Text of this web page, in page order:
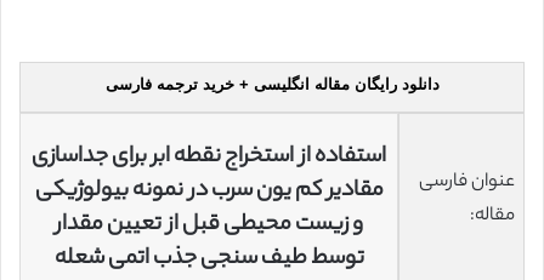
دانلود رایگان مقاله انگلیسی + خرید ترجمه فارسی
عنوان فارسی
مقاله:
استفاده از استخراج نقطه ابر برای جداسازی
مقادیر کم یون سرب در نمونه بیولوژیکی
و زیست محیطی قبل از تعیین مقدار
توسط طیف سنجی جذب اتمی شعله